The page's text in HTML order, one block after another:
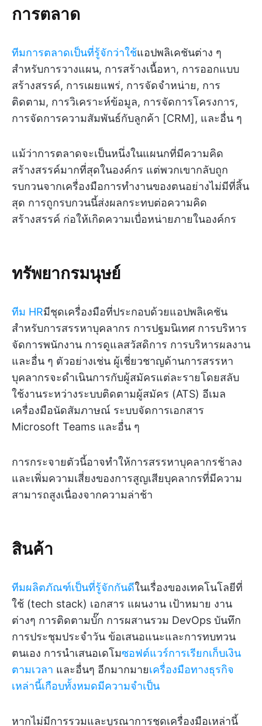
การตลาด
ทีมการตลาดเป็นที่รู้จักว่าใช้แอปพลิเคชันต่าง ๆ
สำหรับการวางแผน, การสร้างเนื้อหา, การออกแบบ
สร้างสรรค์, การเผยแพร่, การจัดจำหน่าย, การ
ติดตาม, การวิเคราะห์ข้อมูล, การจัดการโครงการ,
การจัดการความสัมพันธ์กับลูกค้า [CRM], และอื่น ๆ
แม้ว่าการตลาดจะเป็นหนึ่งในแผนกที่มีความคิด
สร้างสรรค์มากที่สุดในองค์กร แต่พวกเขากลับถูก
รบกวนจากเครื่องมือการทำงานของตนอย่างไม่มีที่สิ้น
สุด การถูกรบกวนนี้ส่งผลกระทบต่อความคิด
สร้างสรรค์ ก่อให้เกิดความเบื่อหน่ายภายในองค์กร
ทรัพยากรมนุษย์
ทีม HRมีชุดเครื่องมือที่ประกอบด้วยแอปพลิเคชัน
สำหรับการสรรหาบุคลากร การปฐมนิเทศ การบริหาร
จัดการพนักงาน การดูแลสวัสดิการ การบริหารผลงาน
และอื่น ๆ ตัวอย่างเช่น ผู้เชี่ยวชาญด้านการสรรหา
บุคลากรจะดำเนินการกับผู้สมัครแต่ละรายโดยสลับ
ใช้งานระหว่างระบบติดตามผู้สมัคร (ATS) อีเมล
เครื่องมือนัดสัมภาษณ์ ระบบจัดการเอกสาร
Microsoft Teams และอื่น ๆ
การกระจายตัวนี้อาจทำให้การสรรหาบุคลากรช้าลง
และเพิ่มความเสี่ยงของการสูญเสียบุคลากรที่มีความ
สามารถสูงเนื่องจากความล่าช้า
สินค้า
ทีมผลิตภัณฑ์เป็นที่รู้จักกันดีในเรื่องของเทคโนโลยีที่
ใช้ (tech stack) เอกสาร แผนงาน เป้าหมาย งาน
ต่างๆ การติดตามบั๊ก การผสานรวม DevOps บันทึก
การประชุมประจำวัน ข้อเสนอแนะและการทบทวน
ตนเอง การนำเสนอเดโมซอฟต์แวร์การเรียกเก็บเงิน
ตามเวลา และอื่นๆ อีกมากมายเครื่องมือทางธุรกิจ
เหล่านี้เกือบทั้งหมดมีความจำเป็น
หากไม่มีการรวมและบูรณาการชุดเครื่องมือเหล่านี้